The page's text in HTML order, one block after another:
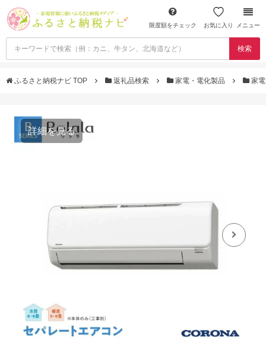
限度額をチェック お気に入り メニュー
検索
ふるさと納税ナビ TOP 返礼品検索 家電・電化製品 家電
詳細を見る